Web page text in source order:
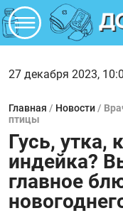
27 декабря 2023,
Главная / Новости /
птицы
Гусь, утка,
индейка?
главное